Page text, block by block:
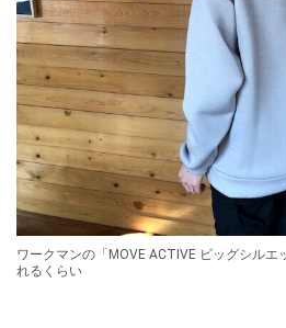
ワークマンの「MOVE ACTIVE ビッグシル
れるくらい